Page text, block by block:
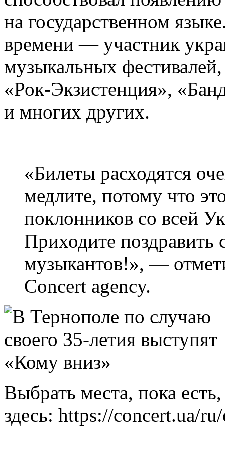
на государственном
времени — участник
музыкальных
«Рок-Экзистенция»,
и многих других.
«Билеты расходятся
медлите, потому что
поклонников со всей
Приходите поздравить
музыкантов!», —
Concert agency.
Выбрать места, пока
здесь: https://concert.ua/